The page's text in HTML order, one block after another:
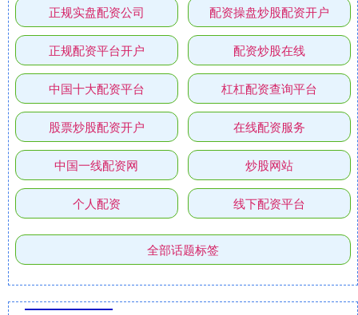
正规实盘配资公司 配资操盘炒股配资开户
正规配资平台开户 配资炒股在线
中国十大配资平台 杠杠配资查询平台
股票炒股配资开户 在线配资服务
中国一线配资网 炒股网站
个人配资 线下配资平台
全部话题标签